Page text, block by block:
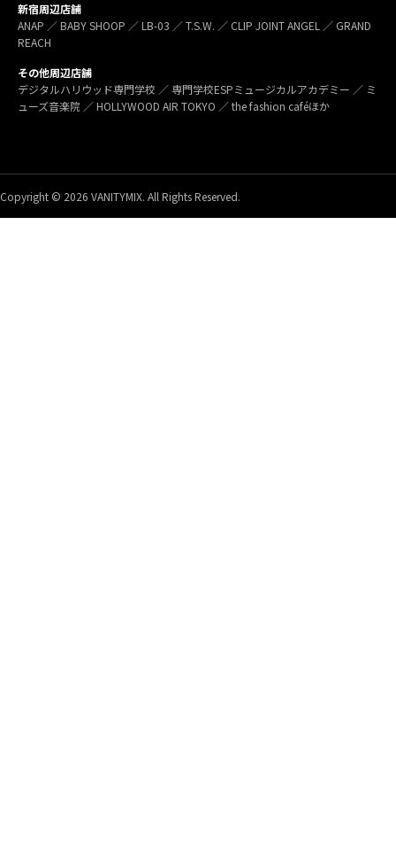
新宿周辺店舗
ANAP ／ BABY SHOOP ／ LB-03 ／ T.S.W. ／ CLIP JOINT ANGEL ／ GRAND
REACH
その他周辺店舗
デジタルハリウッド専門学校 ／ 専門学校ESPミュージカルアカデミー ／ ミ
ューズ音楽院 ／ HOLLYWOOD AIR TOKYO ／ the fashion caféほか
Copyright © 2026 VANITYMIX. All Rights Reserved.